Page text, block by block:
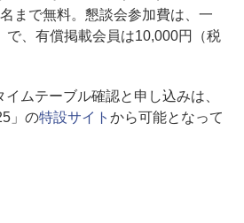
まで無料。懇談会参加費は、一
で、有償掲載会員は10,000円（税
ムテーブル確認と申し込みは、
」の特設サイト から可能となって